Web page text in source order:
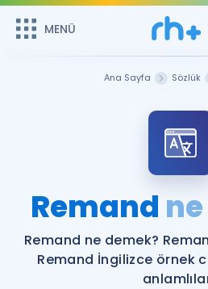
MENÜ
ÜYE
Sepetin Şu
Remzi Hoca ile seni sınava
bekliyor!
MENÜ
Faydalı Araçlar
Ana Sayfa Sözlük
Remand
Remand ne demek?
Remand İngilizce örnek